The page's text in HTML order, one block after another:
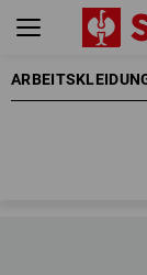
HERREN